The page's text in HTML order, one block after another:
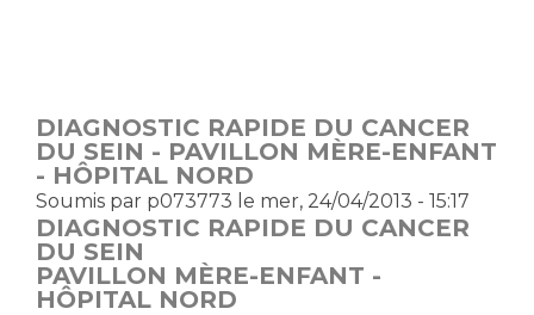
DIAGNOSTIC RAPIDE DU CANCER
DU SEIN - PAVILLON MÈRE-ENFANT
- HÔPITAL NORD
Soumis par p073773 le mer, 24/04/2013 - 15:17
DIAGNOSTIC RAPIDE DU CANCER
DU SEIN
PAVILLON MÈRE-ENFANT -
HÔPITAL NORD